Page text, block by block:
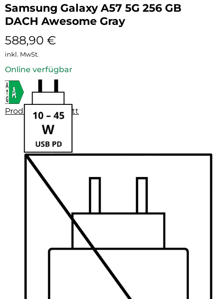
Samsung Galaxy A57 5G 256 GB
DACH Awesome Gray
588,90 €
inkl. MwSt.
Online verfügbar
Produktdatenblatt